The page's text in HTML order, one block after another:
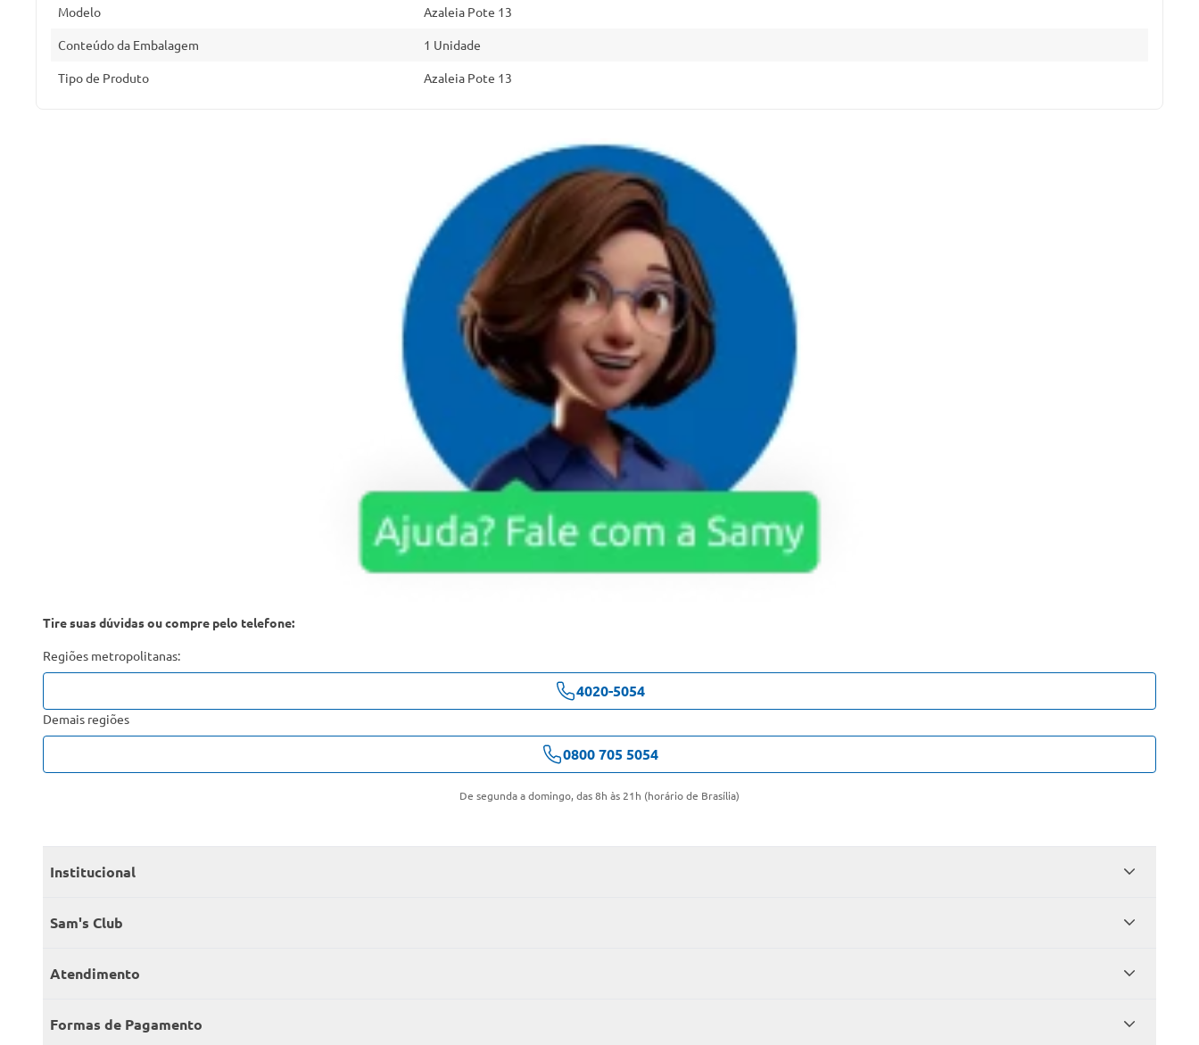
Modelo Azaleia Pote 13
Conteúdo da Embalagem 1 Unidade
Tipo de Produto Azaleia Pote 13
Tire suas dúvidas ou compre pelo telefone:
Regiões metropolitanas:
4020-5054
Demais regiões
0800 705 5054
De segunda a domingo, das 8h às 21h (horário de Brasília)
Institucional
Quem somos
Encontre um Clube
Sam's Club
Seja sócio
Member’s Mark
Atendimento
Fale conosco
Formas de Pagamento